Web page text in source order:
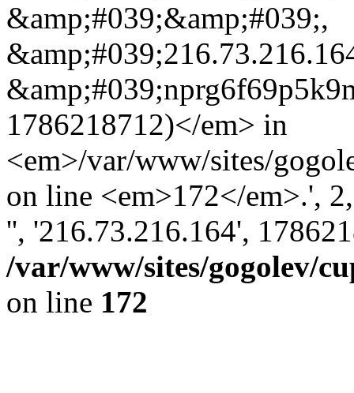
&amp;#039;&amp;#039;,
1786218712)</em> in
<em>/var/www/sites/
on line <em>172</em>.',
'', '216.73.216.164',
/var/www/sites/gogolev/
on line 172